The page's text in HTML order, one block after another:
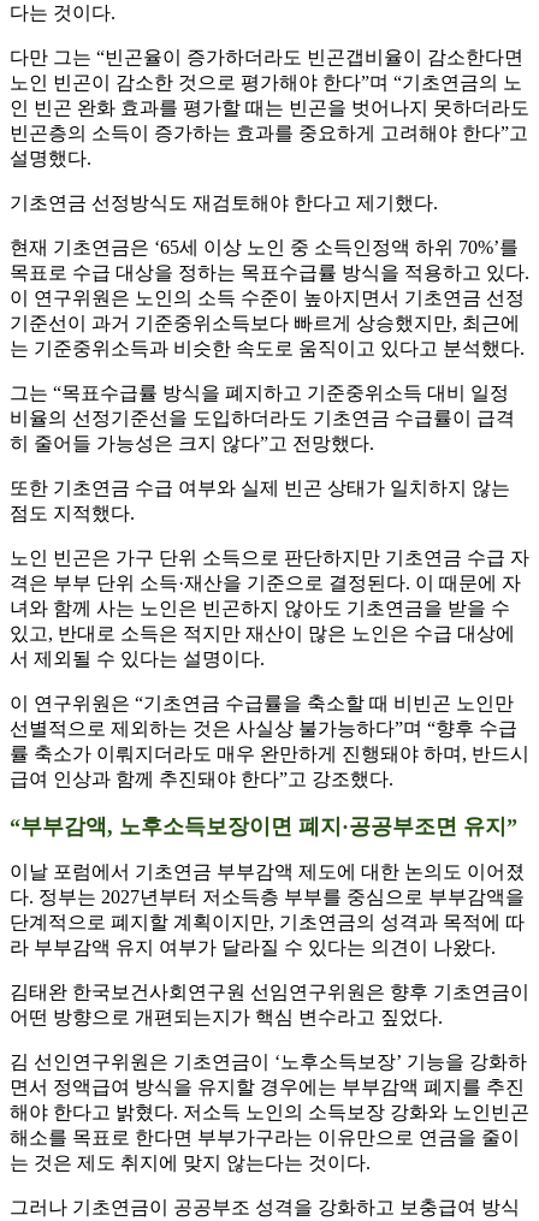
다는 것이다.
다만 그는 “빈곤율이 증가하더라도 빈곤갭비율이 감소한다면
노인 빈곤이 감소한 것으로 평가해야 한다”며 “기초연금의 노
인 빈곤 완화 효과를 평가할 때는 빈곤을 벗어나지 못하더라도
빈곤층의 소득이 증가하는 효과를 중요하게 고려해야 한다”고
설명했다.
기초연금 선정방식도 재검토해야 한다고 제기했다.
현재 기초연금은 ‘65세 이상 노인 중 소득인정액 하위 70%’를
목표로 수급 대상을 정하는 목표수급률 방식을 적용하고 있다.
이 연구위원은 노인의 소득 수준이 높아지면서 기초연금 선정
기준선이 과거 기준중위소득보다 빠르게 상승했지만, 최근에
는 기준중위소득과 비슷한 속도로 움직이고 있다고 분석했다.
그는 “목표수급률 방식을 폐지하고 기준중위소득 대비 일정
비율의 선정기준선을 도입하더라도 기초연금 수급률이 급격
히 줄어들 가능성은 크지 않다”고 전망했다.
또한 기초연금 수급 여부와 실제 빈곤 상태가 일치하지 않는
점도 지적했다.
노인 빈곤은 가구 단위 소득으로 판단하지만 기초연금 수급 자
격은 부부 단위 소득·재산을 기준으로 결정된다. 이 때문에 자
녀와 함께 사는 노인은 빈곤하지 않아도 기초연금을 받을 수
있고, 반대로 소득은 적지만 재산이 많은 노인은 수급 대상에
서 제외될 수 있다는 설명이다.
이 연구위원은 “기초연금 수급률을 축소할 때 비빈곤 노인만
선별적으로 제외하는 것은 사실상 불가능하다”며 “향후 수급
률 축소가 이뤄지더라도 매우 완만하게 진행돼야 하며, 반드시
급여 인상과 함께 추진돼야 한다”고 강조했다.
“부부감액, 노후소득보장이면 폐지·공공부조면 유지”
이날 포럼에서 기초연금 부부감액 제도에 대한 논의도 이어졌
다. 정부는 2027년부터 저소득층 부부를 중심으로 부부감액을
단계적으로 폐지할 계획이지만, 기초연금의 성격과 목적에 따
라 부부감액 유지 여부가 달라질 수 있다는 의견이 나왔다.
김태완 한국보건사회연구원 선임연구위원은 향후 기초연금이
어떤 방향으로 개편되는지가 핵심 변수라고 짚었다.
김 선인연구위원은 기초연금이 ‘노후소득보장’ 기능을 강화하
면서 정액급여 방식을 유지할 경우에는 부부감액 폐지를 추진
해야 한다고 밝혔다. 저소득 노인의 소득보장 강화와 노인빈곤
해소를 목표로 한다면 부부가구라는 이유만으로 연금을 줄이
는 것은 제도 취지에 맞지 않는다는 것이다.
그러나 기초연금이 공공부조 성격을 강화하고 보충급여 방식